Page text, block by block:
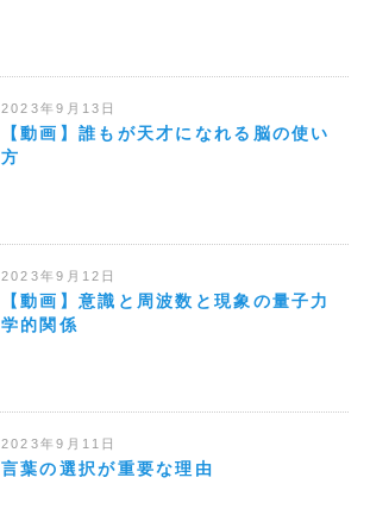
2023年9月13日
【動画】誰もが天才になれる脳の使い
方
2023年9月12日
【動画】意識と周波数と現象の量子力
学的関係
2023年9月11日
言葉の選択が重要な理由